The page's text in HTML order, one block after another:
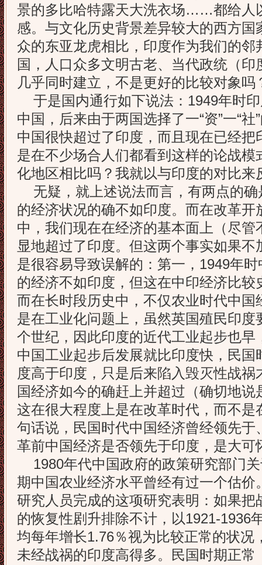
景的多比哈特露天大洗衣场……都给人
感。与文化历史背景差异较大的西方
众的东亚龙虎相比，印度作为我们的邻
国，人口众多文明古老、当代政统（
几乎同时建立，不是更好的比较对象吗
于是国内通行如下说法：1949年时
中国，后来由于两国选择了一“资”一“
中国很快超过了印度，而且现在已经
是在不少场合人们都看到这样的论战
化地区相比吗？我就以与印度的对比来
无疑，就上述说法而言，有两点的确
的经济状况的确不如印度。而在改革开
中，我们现在在经济的基本面上（尽
显地超过了印度。但这两个事实如果
是很容易导致误解的：第一，1949年
的经济不如印度，但这在中印经济比
而在长时段历史中，不仅农业时代中国
是在工业化问题上，虽然英国殖民印
个世纪，因此印度的近代工业起步也早
中国工业起步后发展就比印度快，民
度高于印度，只是后来陷入毁灭性战
国经济如今的确赶上并超过（确切地
这在很大程度上是在改革时代，而不是
句话说，民国时代中国经济曾经领先于
革前中国经济是否领先于印度，是大可
1980年代中国政府的政策研究部门
期中国农业经济水平曾经有过一个估价
研究人员完成的这项研究表明：如果把
的恢复性剧升排除不计，以1921-1936
均每年增长1.76％视为比较正常的状况
未经战祸的印度高得多。民国时期正